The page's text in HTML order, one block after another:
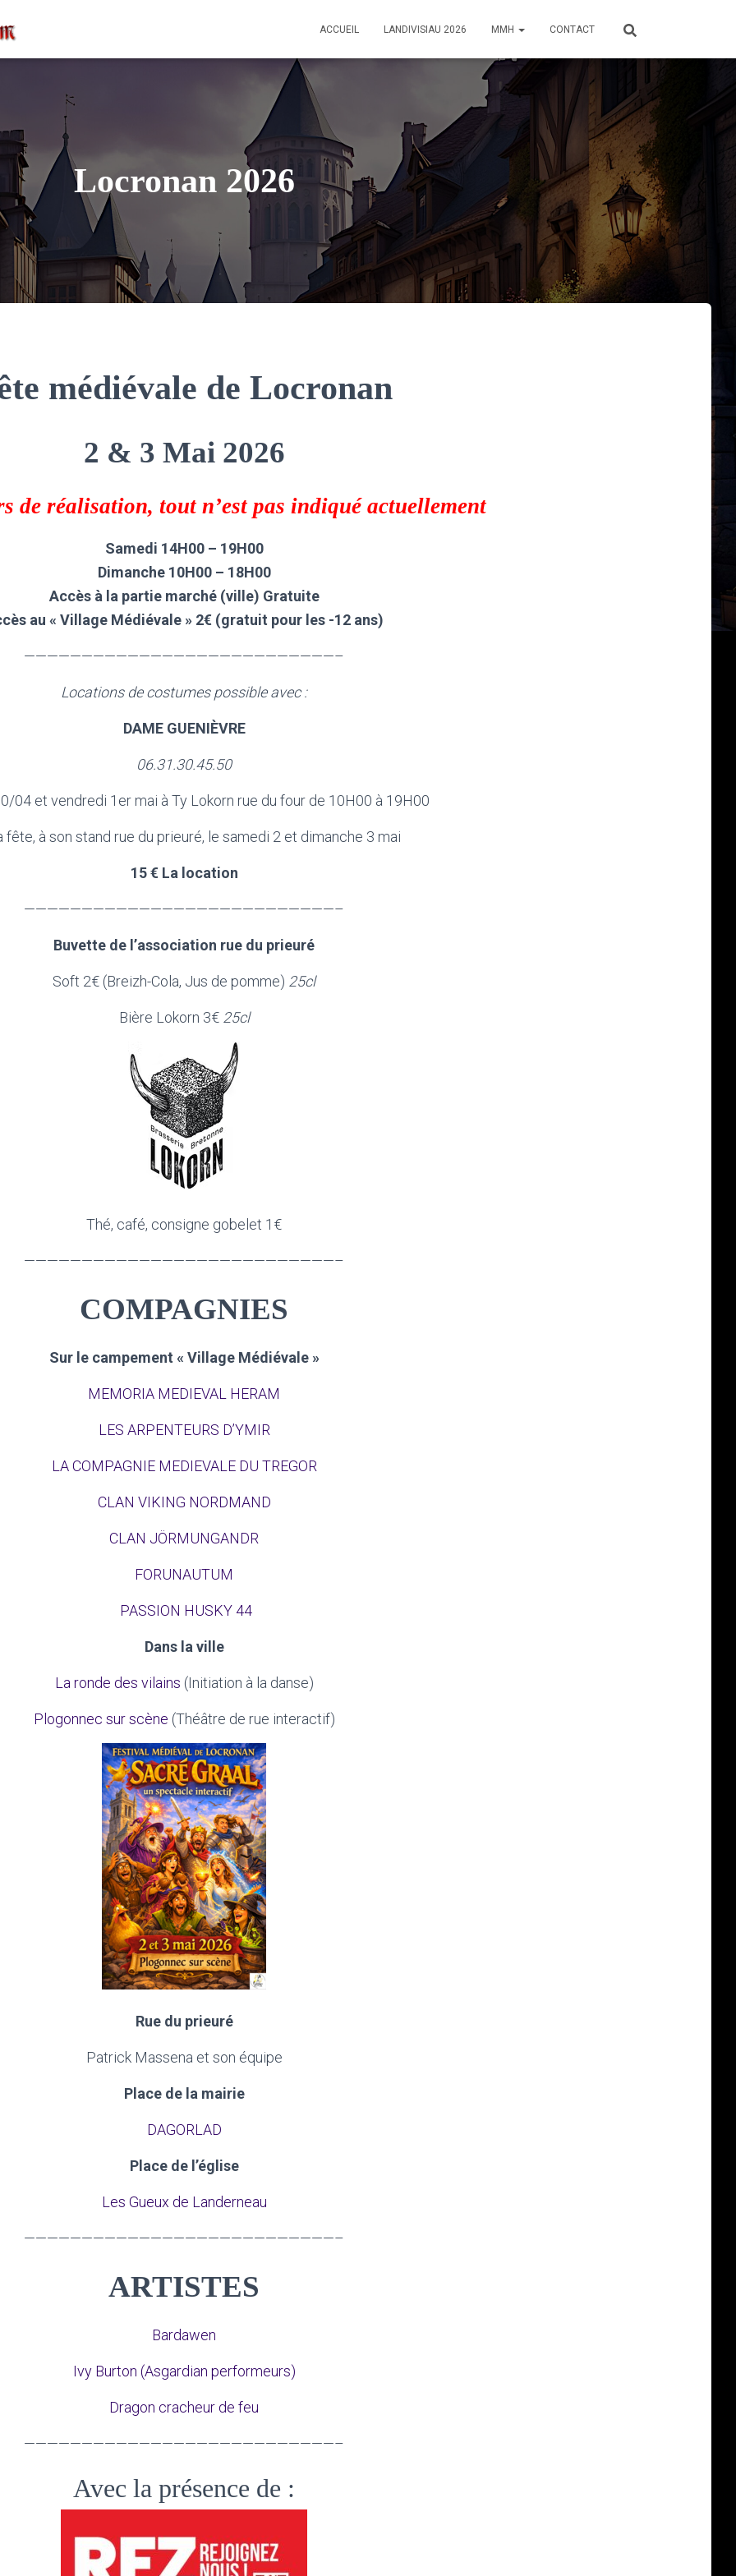
ACCUEIL LANDIVISIAU 2026 MMH CONTACT
Locronan 2026
médiévale de Locronan
2 & 3 Mai 2026
de réalisation, tout n’est pas indiqué actuellement
Samedi 14H00 – 19H00
Dimanche 10H00 – 18H00
Accès à la partie marché (ville) Gratuite
au « Village Médiévale » 2€ (gratuit pour les -12 ans)
———————————————————————————–
Locations de costumes possible avec :
DAME GUENIÈVRE
06.31.30.45.50
04 et vendredi 1er mai à Ty Lokorn rue du four de 10H00 à 19H00
fête, à son stand rue du prieuré, le samedi 2 et dimanche 3 mai
15 € La location
———————————————————————————–
Buvette de l’association rue du prieuré
Soft 2€ (Breizh-Cola, Jus de pomme) 25cl
Bière Lokorn 3€ 25cl
Thé, café, consigne gobelet 1€
———————————————————————————–
COMPAGNIES
Sur le campement « Village Médiévale »
MEMORIA MEDIEVAL HERAM
LES ARPENTEURS D’YMIR
LA COMPAGNIE MEDIEVALE DU TREGOR
CLAN VIKING NORDMAND
CLAN JÖRMUNGANDR
FORUNAUTUM
PASSION HUSKY 44
Dans la ville
La ronde des vilains (Initiation à la danse)
Plogonnec sur scène (Théâtre de rue interactif)
Rue du prieuré
Patrick Massena et son équipe
Place de la mairie
DAGORLAD
Place de l’église
Les Gueux de Landerneau
———————————————————————————–
ARTISTES
Bardawen
Ivy Burton (Asgardian performeurs)
Dragon cracheur de feu
———————————————————————————–
Avec la présence de :